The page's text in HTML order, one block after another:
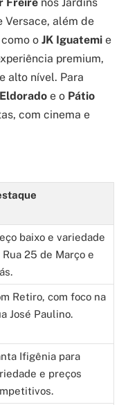
Versace, além de
o JK Iguatemi e
premium,
alto nível. Para
Eldorado e o Pátio
com cinema e
baixo e variedade
Rua 25 de Março e
Retiro, com foco na
José Paulino.
Ifigênia para
e preços